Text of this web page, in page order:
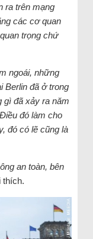
ra trên mạng
các cơ quan
trọng chứ
ngoái, những
Berlin đã ở trong
gì đã xảy ra năm
đó làm cho
đó có lẽ cũng là
an toàn, bên
thích.